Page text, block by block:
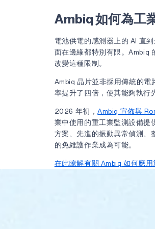
Ambiq 如何為工
電池供電的感測器上的 AI 直
面在邊緣都特別有限。Ambiq
改變這種限制。
Ambiq 晶片並非採用傳統的
率提升了四倍，使其能夠執行
2026 年初，Ambiq 宣佈與
業中使用的重工業監測設備
方案、先進的振動異常偵測、
的免維護作業成為可能。
在此瞭解有關 Ambiq 如何應